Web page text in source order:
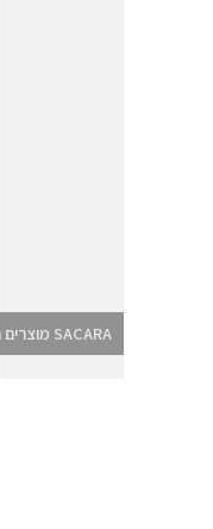
SACARA מוצרים חדשים בקולקציית אנה זק צילום: קית גלסמן